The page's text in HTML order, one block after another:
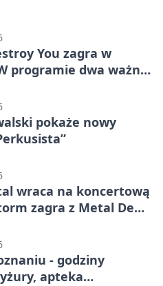
You zagra w
programie dwa ważne
pokaże nowy
wraca na koncertową
zagra z Metal De
- godziny
apteka